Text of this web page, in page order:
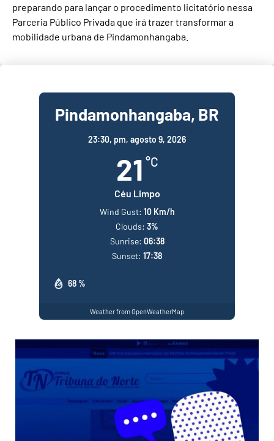
preparando para lançar o procedimento licitatório nessa
Parceria Público Privada que irá trazer transformar a
mobilidade urbana de Pindamonhangaba.
Pindamonhangaba, BR
23:30, pm, agosto 9, 2026
21 °C
Céu Limpo
68 %
Wind Gust: 10 Km/h
Clouds: 3%
Sunrise: 06:38
Sunset: 17:38
Weather from OpenWeatherMap